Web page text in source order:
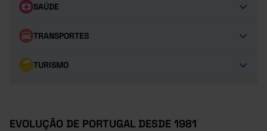
SAÚDE
TRANSPORTES
TURISMO
EVOLUÇÃO DE PORTUGAL DESDE 1981